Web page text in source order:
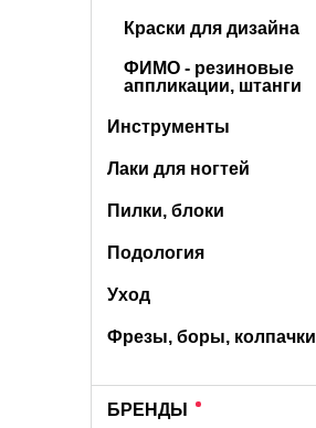
Краски для дизайна
ФИМО - резиновые
аппликации, штанги
Инструменты
Лаки для ногтей
Пилки, блоки
Подология
Уход
Фрезы, боры, колпачки
БРЕНДЫ